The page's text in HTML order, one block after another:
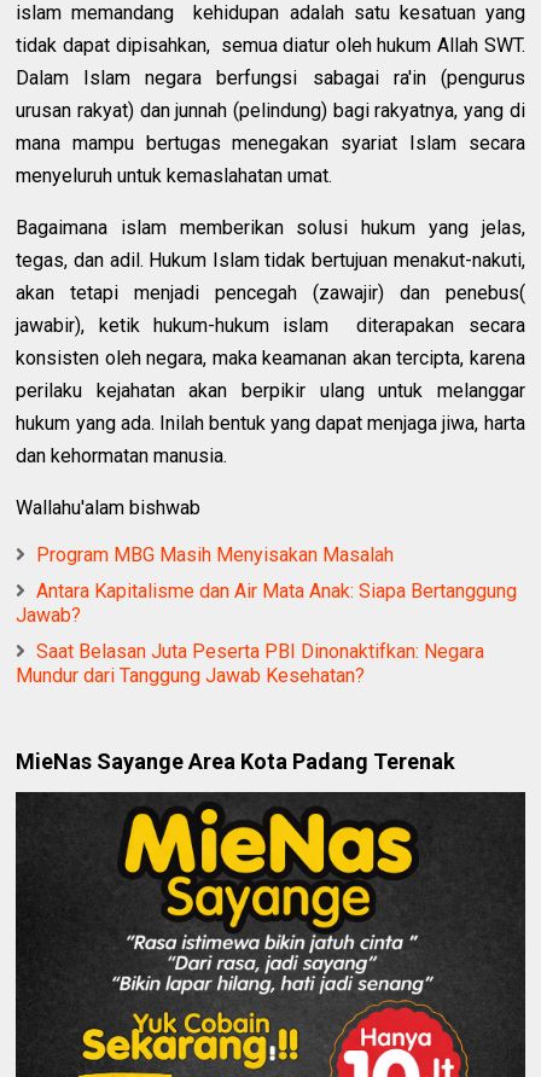
islam memandang kehidupan adalah satu kesatuan yang
tidak dapat dipisahkan, semua diatur oleh hukum Allah SWT.
Dalam Islam negara berfungsi sabagai ra'in (pengurus
urusan rakyat) dan junnah (pelindung) bagi rakyatnya, yang di
mana mampu bertugas menegakan syariat Islam secara
menyeluruh untuk kemaslahatan umat.
Bagaimana islam memberikan solusi hukum yang jelas,
tegas, dan adil. Hukum Islam tidak bertujuan menakut-nakuti,
akan tetapi menjadi pencegah (zawajir) dan penebus(
jawabir), ketik hukum-hukum islam diterapakan secara
konsisten oleh negara, maka keamanan akan tercipta, karena
perilaku kejahatan akan berpikir ulang untuk melanggar
hukum yang ada. Inilah bentuk yang dapat menjaga jiwa, harta
dan kehormatan manusia.
Wallahu'alam bishwab
Program MBG Masih Menyisakan Masalah
Antara Kapitalisme dan Air Mata Anak: Siapa Bertanggung
Jawab?
Saat Belasan Juta Peserta PBI Dinonaktifkan: Negara
Mundur dari Tanggung Jawab Kesehatan?
MieNas Sayange Area Kota Padang Terenak